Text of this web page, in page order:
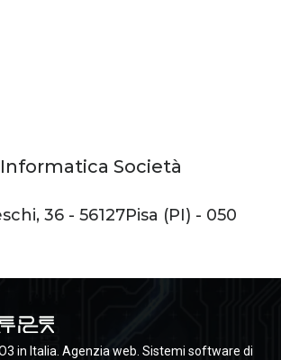
Società
36 - 56127Pisa (PI) - 050
in Italia. Agenzia web. Sistemi software di